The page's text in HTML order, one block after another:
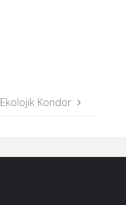
Ekolojik Koridor